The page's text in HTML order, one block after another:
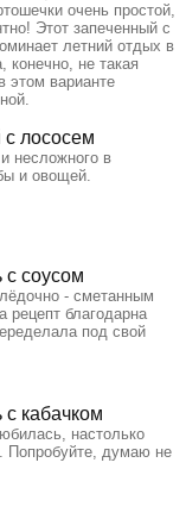
очень простой,
Этот запеченный с
летний отдых в
конечно, не такая
этом варианте
с лососем
несложного в
и овощей.
соусом
- сметанным
рецепт благодарна
под свой
кабачком
настолько
Попробуйте, думаю не